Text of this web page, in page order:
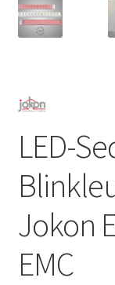
LED-
Jokon
EMC